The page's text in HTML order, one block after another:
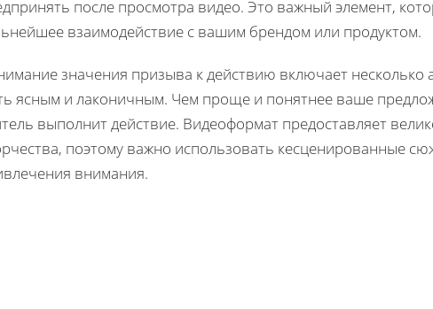
после просмотра видео. Это важный элемент,
взаимодействие с вашим брендом или продуктом.
значения призыва к действию включает несколько
ясным и лаконичным. Чем проще и понятнее ваше
выполнит действие. Видеоформат предоставляет
поэтому важно использовать кесценированные
внимания.